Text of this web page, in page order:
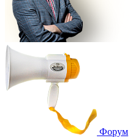
Форум